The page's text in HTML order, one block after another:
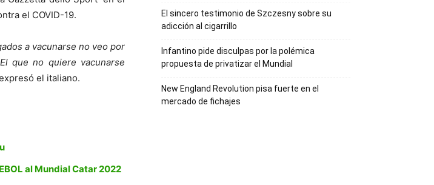
el COVID-19.
a vacunarse no veo por
que no quiere vacunarse
el italiano.
al Mundial Catar 2022
El sincero testimonio de Szczesny sobre su
adicción al cigarrillo
Infantino pide disculpas por la polémica
propuesta de privatizar el Mundial
New England Revolution pisa fuerte en el
mercado de fichajes